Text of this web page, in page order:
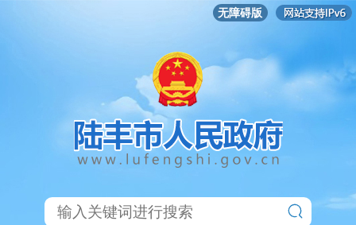
无障碍版